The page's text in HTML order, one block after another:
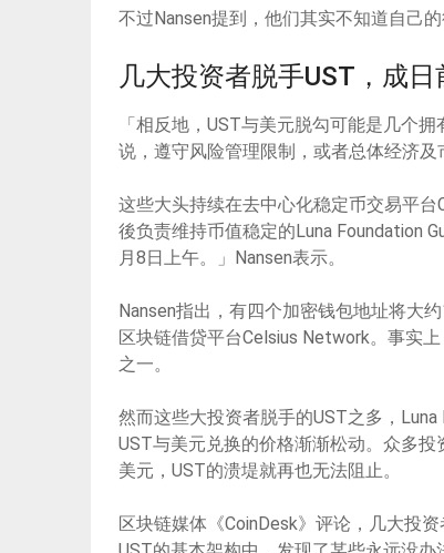
不过Nansen提到，他们其实不知道自己
几大投资者脱手UST，成日
「相反地，UST与美元脱勾可能是几个
说，遵守风险管理限制，或者总体经济及
这些大头持续在去中心化稳定币交易平台
後负责维持币值稳定的Luna Foundation
月8日上午。」Nansen表示。
Nansen指出，有四个加密钱包地址将大
区块链借贷平台Celsius Network。事实
之一。
然而这些大投资者脱手的UST之多，
UST与美元兑换的价格渐渐松动。众多
美元，UST的溃堤就再也无法阻止。
区块链媒体《CoinDesk》评论，几大投